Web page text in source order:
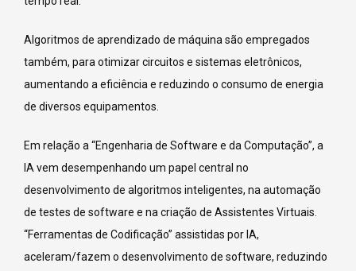
Algoritmos de aprendizado de máquina são empregados
também, para otimizar circuitos e sistemas eletrônicos,
aumentando a eficiência e reduzindo o consumo de energia
de diversos equipamentos.
Em relação a “Engenharia de Software e da Computação”, a
IA vem desempenhando um papel central no
desenvolvimento de algoritmos inteligentes, na automação
de testes de software e na criação de Assistentes Virtuais.
“Ferramentas de Codificação” assistidas por IA,
aceleram/fazem o desenvolvimento de software, reduzindo